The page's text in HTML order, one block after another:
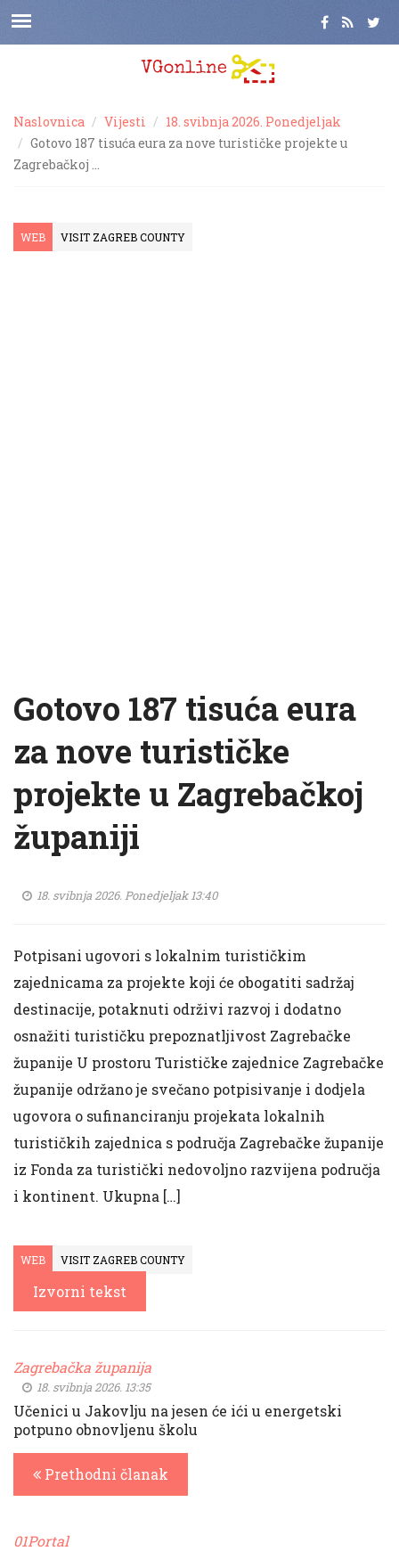
Naslovnica Vijesti
18. svibnja 2026. Ponedjeljak
Gotovo 187 tisuća eura za nove turističke projekte u
Zagrebačkoj …
WEB VISIT ZAGREB COUNTY
Gotovo 187 tisuća eura
za nove turističke
projekte u Zagrebačkoj
županiji
18. svibnja 2026. Ponedjeljak 13:40
Potpisani ugovori s lokalnim turističkim
zajednicama za projekte koji će obogatiti sadržaj
destinacije, potaknuti održivi razvoj i dodatno
osnažiti turističku prepoznatljivost Zagrebačke
županije U prostoru Turističke zajednice Zagrebačke
županije održano je svečano potpisivanje i dodjela
ugovora o sufinanciranju projekata lokalnih
turističkih zajednica s područja Zagrebačke županije
iz Fonda za turistički nedovoljno razvijena područja
i kontinent. Ukupna […]
WEB VISIT ZAGREB COUNTY
Izvorni tekst
Zagrebačka županija
18. svibnja 2026. 13:35
Učenici u Jakovlju na jesen će ići u energetski
potpuno obnovljenu školu
Prethodni članak
01Portal